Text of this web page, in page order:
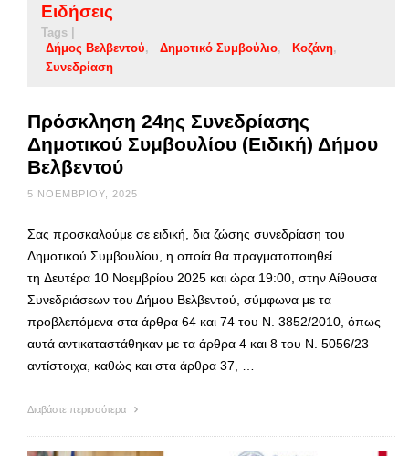
Ειδήσεις
Tags |
Δήμος Βελβεντού
Δημοτικό Συμβούλιο
Κοζάνη
Συνεδρίαση
Πρόσκληση 24ης Συνεδρίασης
Δημοτικού Συμβουλίου (Ειδική) Δήμου
Βελβεντού
5 ΝΟΕΜΒΡΊΟΥ, 2025
Σας προσκαλούμε σε ειδική, δια ζώσης συνεδρίαση του
Δημοτικού Συμβουλίου, η οποία θα πραγματοποιηθεί
τη Δευτέρα 10 Νοεμβρίου 2025 και ώρα 19:00, στην Αίθουσα
Συνεδριάσεων του Δήμου Βελβεντού, σύμφωνα με τα
προβλεπόμενα στα άρθρα 64 και 74 του Ν. 3852/2010, όπως
αυτά αντικαταστάθηκαν με τα άρθρα 4 και 8 του Ν. 5056/23
αντίστοιχα, καθώς και στα άρθρα 37, …
Διαβάστε περισσότερα